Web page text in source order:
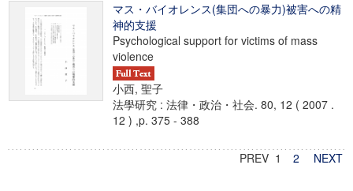
マス・バイオレンス(集団への暴力)被害への精
神的支援
Psychological support for victims of mass
violence
小西, 聖子
法學研究 : 法律・政治・社会. 80, 12 ( 2007 .
12 ) ,p. 375 - 388
PREV 1 2 NEXT